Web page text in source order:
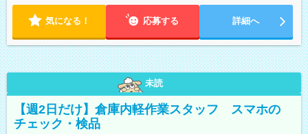
気になる！ 応募する 詳細へ
未読
【週2日だけ】倉庫内軽作業スタッフ スマホの
チェック・検品